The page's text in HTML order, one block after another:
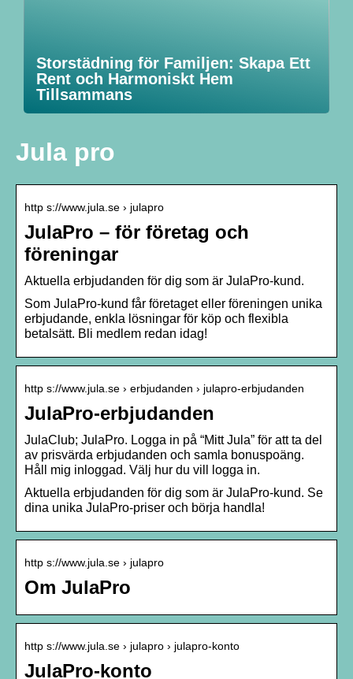
Storstädning för Familjen: Skapa Ett
Rent och Harmoniskt Hem
Tillsammans
Jula pro
http s://www.jula.se › julapro
JulaPro – för företag och
föreningar
Aktuella erbjudanden för dig som är JulaPro-kund.
Som JulaPro-kund får företaget eller föreningen unika
erbjudande, enkla lösningar för köp och flexibla
betalsätt. Bli medlem redan idag!
http s://www.jula.se › erbjudanden › julapro-erbjudanden
JulaPro-erbjudanden
JulaClub; JulaPro. Logga in på “Mitt Jula” för att ta del
av prisvärda erbjudanden och samla bonuspoäng.
Håll mig inloggad. Välj hur du vill logga in.
Aktuella erbjudanden för dig som är JulaPro-kund. Se
dina unika JulaPro-priser och börja handla!
http s://www.jula.se › julapro
Om JulaPro
http s://www.jula.se › julapro › julapro-konto
JulaPro-konto